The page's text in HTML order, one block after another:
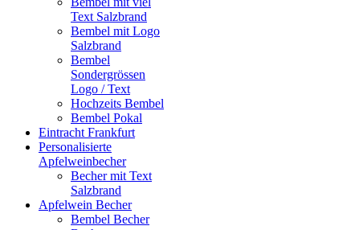
Text Salzbrand
Bembel mit Logo
Salzbrand
Bembel
Sondergrössen
Logo / Text
Hochzeits Bembel
Bembel Pokal
Eintracht Frankfurt
Personalisierte
Apfelweinbecher
Becher mit Text
Salzbrand
Apfelwein Becher
Bembel Becher